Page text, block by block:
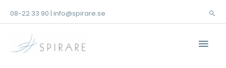
08-22 33 90 info@spirare.se Sök